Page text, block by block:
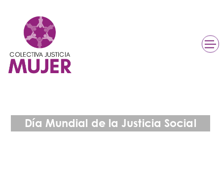
Día Mundial de la Justicia Social